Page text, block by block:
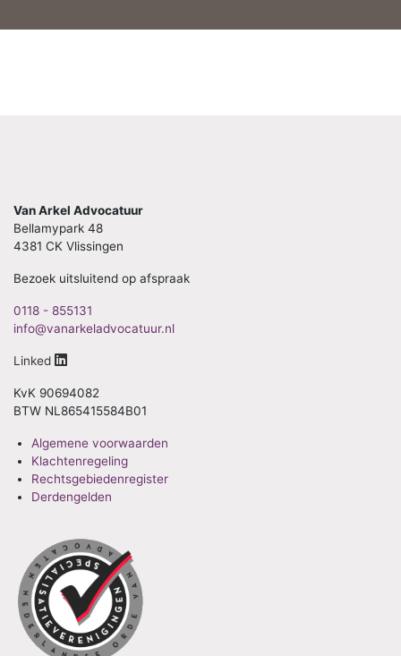
Van Arkel Advocatuur
Bellamypark 48
4381 CK Vlissingen
Bezoek uitsluitend op afspraak
0118 - 855131
info@vanarkeladvocatuur.nl
Linked
KvK 90694082
BTW NL865415584B01
Algemene voorwaarden
Klachtenregeling
Rechtsgebiedenregister
Derdengelden